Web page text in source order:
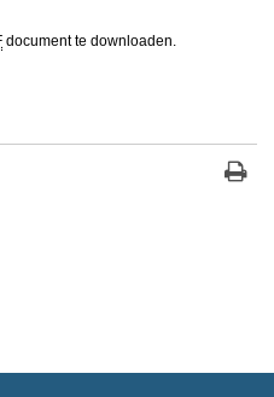
document te downloaden.